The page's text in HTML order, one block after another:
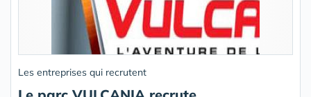
Les entreprises qui recrutent